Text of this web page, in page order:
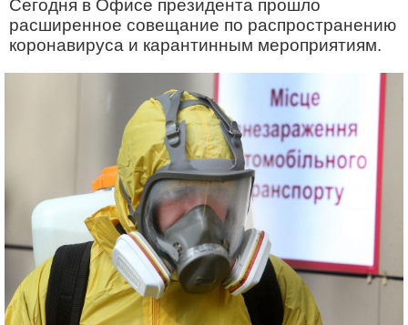
Сегодня в Офисе президента прошло
расширенное совещание по распространению
коронавируса и карантинным мероприятиям.